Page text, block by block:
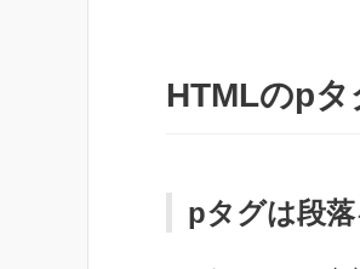
HTMLのp
pタグは段